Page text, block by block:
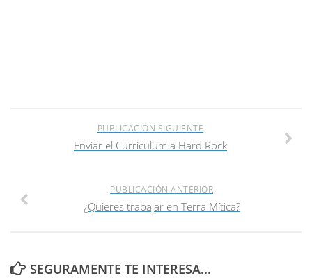
PUBLICACIÓN SIGUIENTE
Enviar el Currículum a Hard Rock
PUBLICACIÓN ANTERIOR
¿Quieres trabajar en Terra Mítica?
SEGURAMENTE TE INTERESA...